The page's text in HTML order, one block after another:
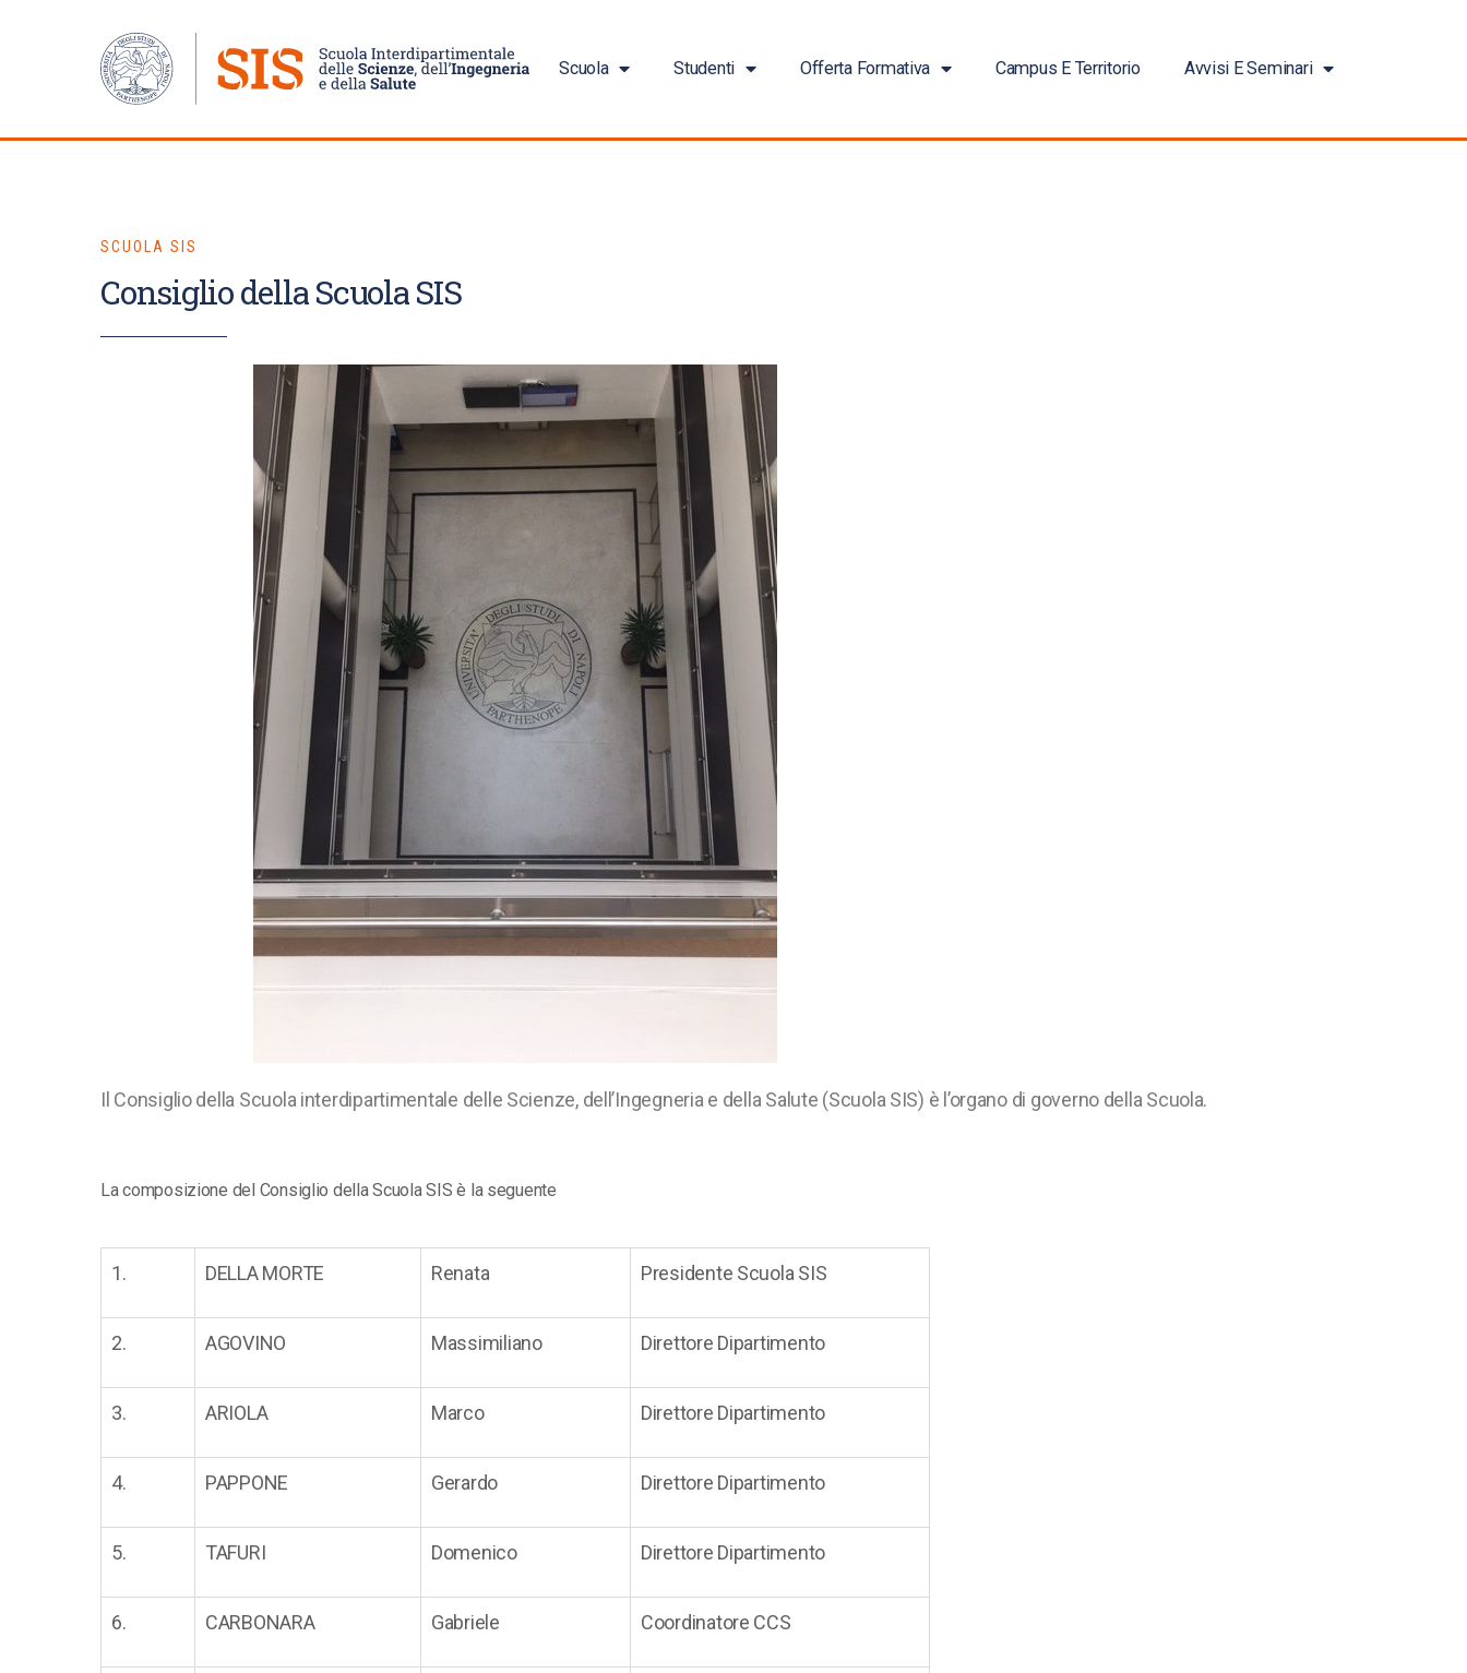
Scuola Studenti Offerta Formativa Campus E Territorio Avvisi E Seminari
SCUOLA SIS
Consiglio della Scuola SIS
Il Consiglio della Scuola interdipartimentale delle Scienze, dell’Ingegneria e della Salute (Scuola SIS) è l’organo di governo della Scuola.
La composizione del Consiglio della Scuola SIS è la seguente
1. DELLA MORTE Renata Presidente Scuola SIS
2. AGOVINO Massimiliano Direttore Dipartimento
3. ARIOLA Marco Direttore Dipartimento
4. PAPPONE Gerardo Direttore Dipartimento
5. TAFURI Domenico Direttore Dipartimento
6. CARBONARA Gabriele Coordinatore CCS